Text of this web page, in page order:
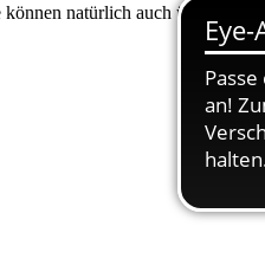
natürlich auch über